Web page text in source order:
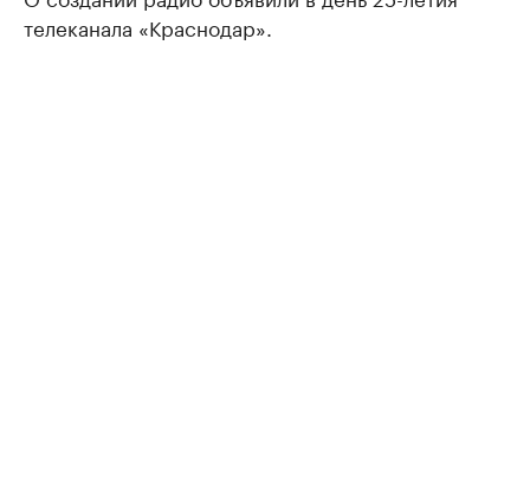
телеканала «Краснодар».